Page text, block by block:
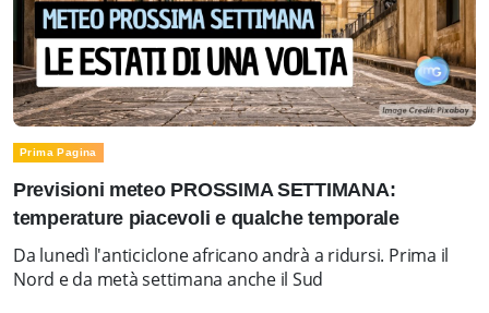
Prima Pagina
Previsioni meteo PROSSIMA SETTIMANA:
temperature piacevoli e qualche temporale
Da lunedì l'anticiclone africano andrà a ridursi. Prima il
Nord e da metà settimana anche il Sud